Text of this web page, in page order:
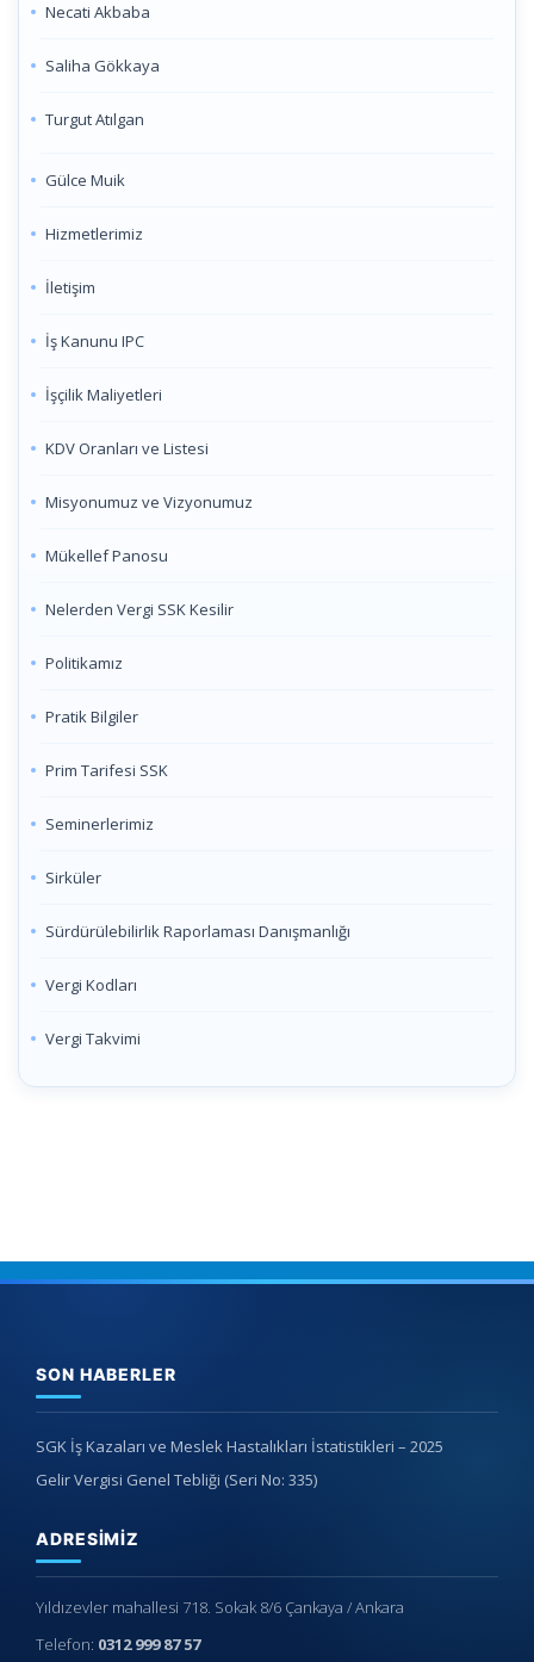
Necati Akbaba
Saliha Gökkaya
Turgut Atılgan
Gülce Muik
Hizmetlerimiz
İletişim
İş Kanunu IPC
İşçilik Maliyetleri
KDV Oranları ve Listesi
Misyonumuz ve Vizyonumuz
Mükellef Panosu
Nelerden Vergi SSK Kesilir
Politikamız
Pratik Bilgiler
Prim Tarifesi SSK
Seminerlerimiz
Sirküler
Sürdürülebilirlik Raporlaması Danışmanlığı
Vergi Kodları
Vergi Takvimi
SON HABERLER
SGK İş Kazaları ve Meslek Hastalıkları İstatistikleri – 2025
Gelir Vergisi Genel Tebliği (Seri No: 335)
ADRESIMIZ
Yıldızevler mahallesi 718. Sokak 8/6 Çankaya / Ankara
Telefon: 0312 999 87 57